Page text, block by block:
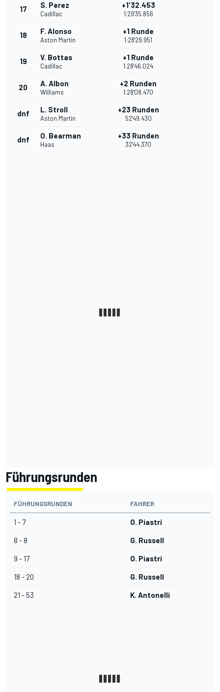
17 S. Perez
Cadillac
+1'32.453
1:29'35.856
18 F. Alonso
Aston Martin
+1 Runde
1:28'29.951
19 V. Bottas
Cadillac
+1 Runde
1:28'46.024
20 A. Albon
Williams
+2 Runden
1:28'08.470
dnf L. Stroll
Aston Martin
+23 Runden
52'49.430
dnf O. Bearman
Haas
+33 Runden
32'44.370
Führungsrunden
FÜHRUNGSRUNDEN FAHRER
1 - 7 O. Piastri
8 - 8 G. Russell
9 - 17 O. Piastri
18 - 20 G. Russell
21 - 53 K. Antonelli